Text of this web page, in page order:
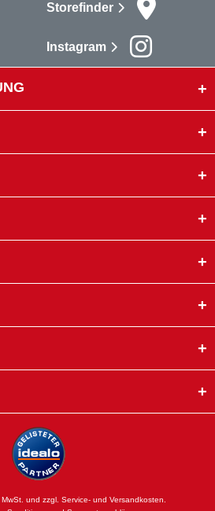
Storefinder
Instagram
und zzgl. Service- und Versandkosten.